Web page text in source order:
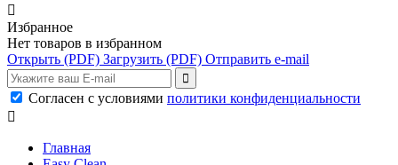

Избранное
Нет товаров в избранном
Открыть (PDF) Загрузить (PDF) Отправить e-mail
Согласен с условиями политики конфиденциальности

Главная